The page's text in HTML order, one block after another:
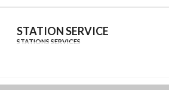
STATION SERVICE
STATIONS SERVICES